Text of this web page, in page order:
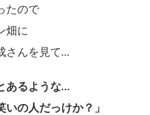
たので
畑に
さんを見て…
あるような…
の人だっけか？」